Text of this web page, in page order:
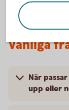
Vanliga
När
upp eller